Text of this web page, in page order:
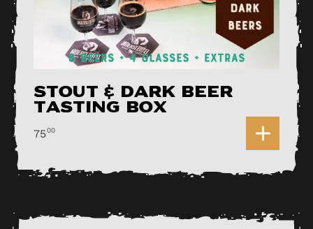
Stout & Dark Beer
Tasting Box
7500 0